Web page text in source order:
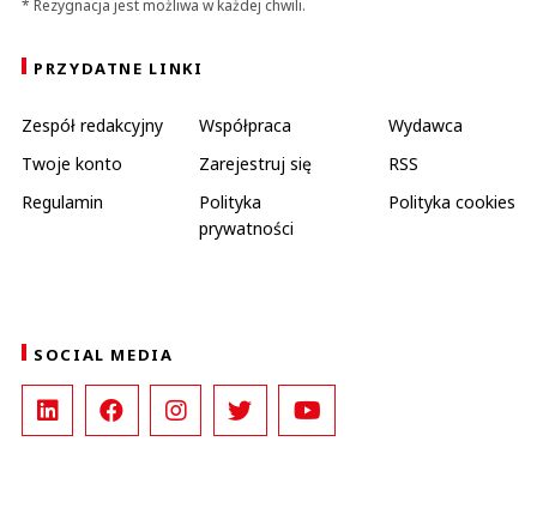
* Rezygnacja jest możliwa w każdej chwili.
PRZYDATNE LINKI
Zespół redakcyjny Współpraca
Wydawca
Twoje konto
Zarejestruj się
RSS
Regulamin
Polityka
prywatności
Polityka cookies
SOCIAL MEDIA